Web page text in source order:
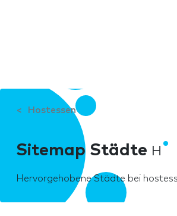
Hostessen
Sitemap Städte H
Hervorgehobene Städte bei